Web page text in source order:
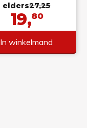
elders27,25
19,80
In winkelmand